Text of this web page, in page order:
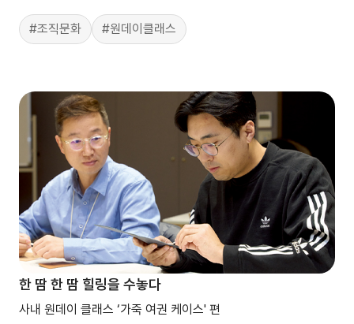
#조직문화 #원데이클래스
한 땀 한 땀 힐링을 수놓다
사내 원데이 클래스 ‘가죽 여권 케이스' 편